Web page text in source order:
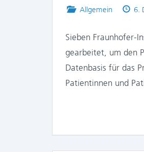
Posted
Allgemein 6.
Sieben Fraunhofer-
gearbeitet, um den
Datenbasis für das
Patientinnen und